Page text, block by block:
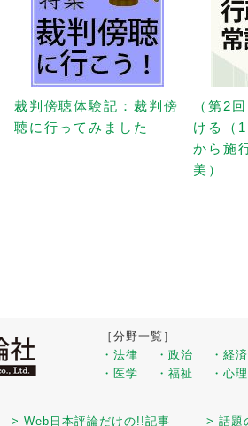
裁判傍聴体験記：裁判傍
聴に行ってみました
（第2
ける（
から施
美）
［分野一覧］
・法律
・政治 ・経済
・医学
・福祉 ・心理
> Web日本評論だけの!!記事 > 話題